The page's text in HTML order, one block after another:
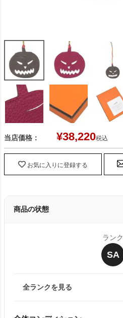
当店価格： ¥38,220税込
お気に入りに登録する
商品の状態
ランク
SA
全ランクを見る